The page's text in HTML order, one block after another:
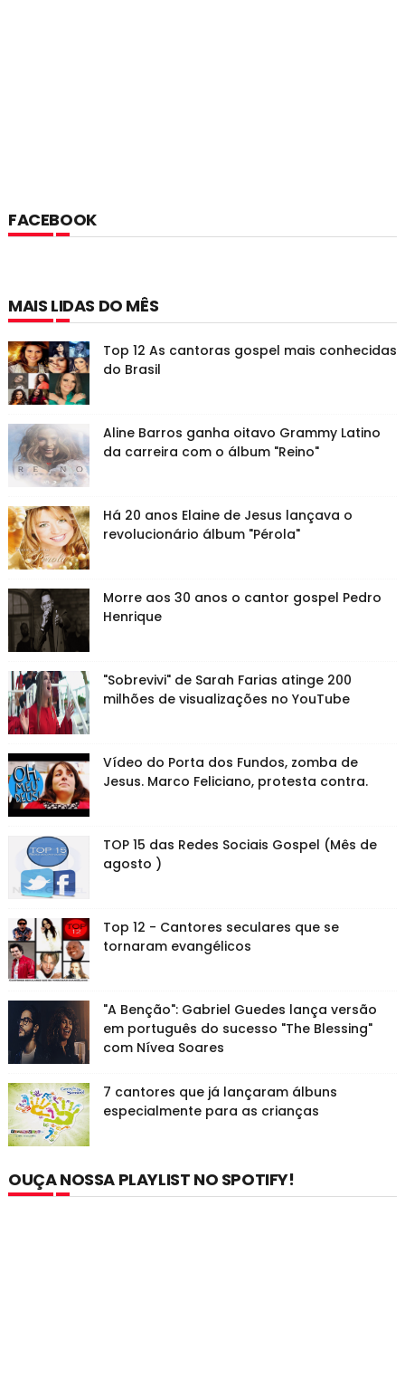
FACEBOOK
MAIS LIDAS DO MÊS
Top 12 As cantoras gospel mais conhecidas
do Brasil
Aline Barros ganha oitavo Grammy Latino
da carreira com o álbum "Reino"
Há 20 anos Elaine de Jesus lançava o
revolucionário álbum "Pérola"
Morre aos 30 anos o cantor gospel Pedro
Henrique
"Sobrevivi" de Sarah Farias atinge 200
milhões de visualizações no YouTube
Vídeo do Porta dos Fundos, zomba de
Jesus. Marco Feliciano, protesta contra.
TOP 15 das Redes Sociais Gospel (Mês de
agosto )
Top 12 - Cantores seculares que se
tornaram evangélicos
"A Benção": Gabriel Guedes lança versão
em português do sucesso "The Blessing"
com Nívea Soares
7 cantores que já lançaram álbuns
especialmente para as crianças
OUÇA NOSSA PLAYLIST NO SPOTIFY!